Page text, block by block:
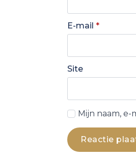
E-mail *
Site
Mijn naam,